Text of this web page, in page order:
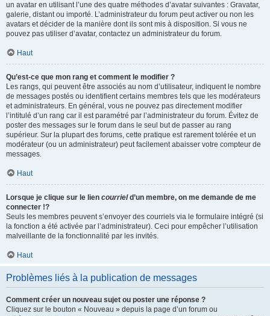
un avatar en utilisant l’une des quatre méthodes d’avatar suivantes : Gravatar,
galerie, distant ou importé. L’administrateur du forum peut activer ou non les
avatars et décider de la manière dont ils sont mis à disposition. Si vous ne
pouvez pas utiliser d’avatar, contactez un administrateur du forum.
Haut
Qu’est-ce que mon rang et comment le modifier ?
Les rangs, qui peuvent être associés au nom d’utilisateur, indiquent le nombre
de messages postés ou identifient certains membres tels que les modérateurs
et administrateurs. En général, vous ne pouvez pas directement modifier
l’intitulé d’un rang car il est paramétré par l’administrateur du forum. Évitez de
poster des messages sur le forum dans le seul but de passer au rang
supérieur. Sur la plupart des forums, cette pratique est rarement tolérée et un
modérateur (ou un administrateur) peut facilement abaisser votre compteur de
messages.
Haut
Lorsque je clique sur le lien courrield’un membre, on me demande de me
connecter !?
Seuls les membres peuvent s’envoyer des courriels via le formulaire intégré (si
la fonction a été activée par l’administrateur). Ceci pour empêcher l’utilisation
malveillante de la fonctionnalité par les invités.
Haut
Problèmes liés à la publication de messages
Comment créer un nouveau sujet ou poster une réponse ?
Cliquez sur le bouton « Nouveau » depuis la page d’un forum ou